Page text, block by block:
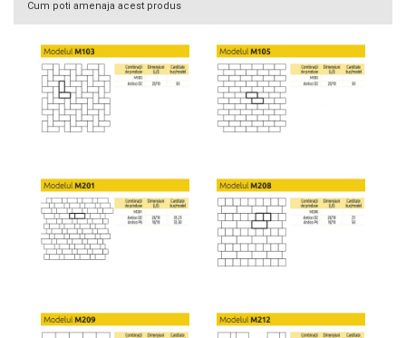
Cum poti amenaja acest produs